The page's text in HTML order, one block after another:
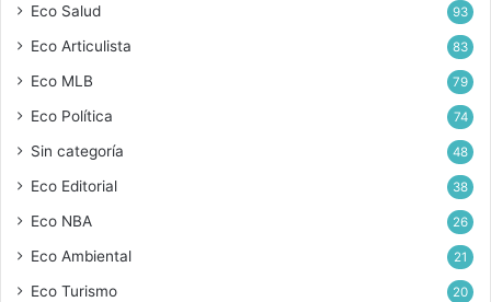
Eco Salud 93
Eco Articulista 83
Eco MLB 79
Eco Política 74
Sin categoría 48
Eco Editorial 38
Eco NBA 26
Eco Ambiental 21
Eco Turismo 20